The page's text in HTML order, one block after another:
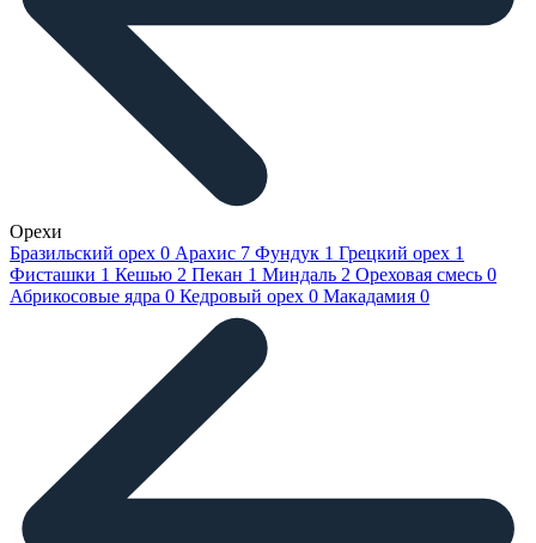
Орехи
Бразильский орех 0 Арахис 7 Фундук 1 Грецкий орех 1
Фисташки 1 Кешью 2 Пекан 1 Миндаль 2 Ореховая смесь 0
Абрикосовые ядра 0 Кедровый орех 0 Макадамия 0